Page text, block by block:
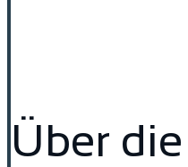
Über die